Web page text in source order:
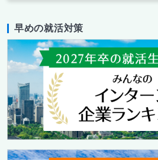
早めの就活対策